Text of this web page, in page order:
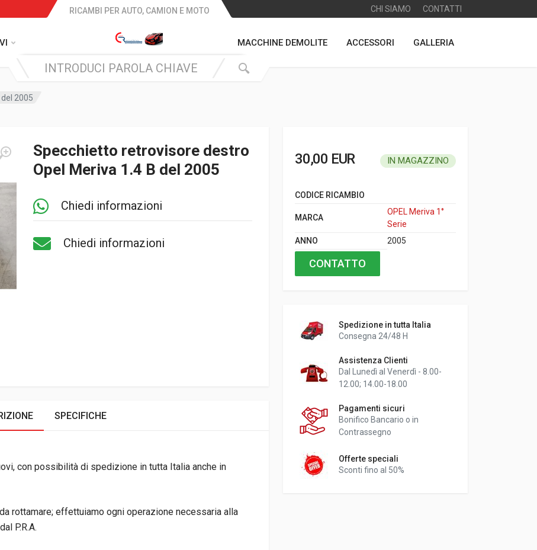
CHI SIAMO CONTATTI
RICAMBI PER AUTO, CAMION E MOTO
MACCHINE DEMOLITE ACCESSORI GALLERIA
2005
Specchietto retrovisore destro
Opel Meriva 1.4 B del 2005
Chiedi informazioni
Chiedi informazioni
30,00 EUR IN MAGAZZINO
CODICE RICAMBIO
MARCA
OPEL Meriva 1°
Serie
ANNO
2005
CONTATTO
Spedizione in tutta Italia
Consegna 24/48 H
Assistenza Clienti
Dal Lunedì al Venerdì - 8.00-
12.00; 14.00-18.00
Pagamenti sicuri
Bonifico Bancario o in
Contrassegno
Offerte speciali
Sconti fino al 50%
SPECIFICHE
con possibilità di spedizione in tutta Italia anche in
rottamare; effettuiamo ogni operazione necessaria alla
P.R.A.